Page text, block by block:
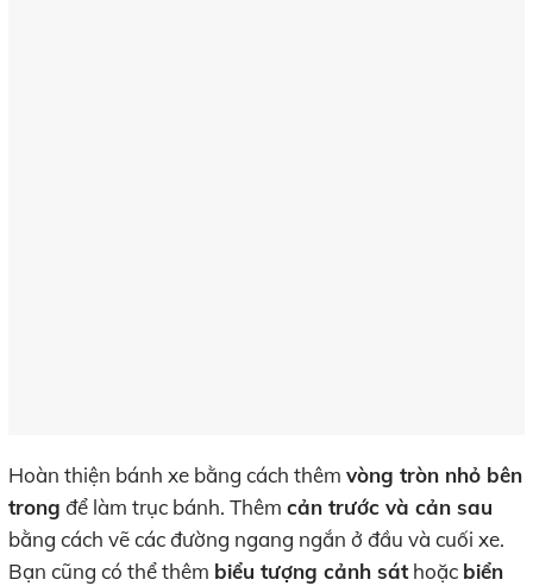
Hoàn thiện bánh xe bằng cách thêm vòng tròn nhỏ bên
trong để làm trục bánh. Thêm cản trước và cản sau
bằng cách vẽ các đường ngang ngắn ở đầu và cuối xe.
Bạn cũng có thể thêm biểu tượng cảnh sáthoặc biển